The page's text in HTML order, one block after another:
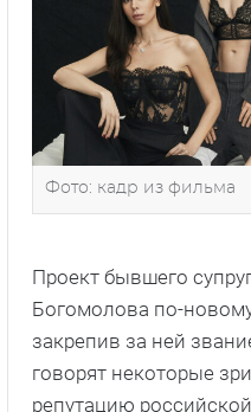
Фото: кадр из фильма
Проект бывшего
Богомолова по-
закрепив за ней
говорят некоторые
репутацию